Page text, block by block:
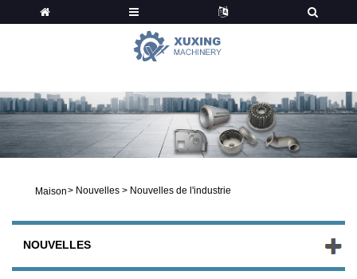
Maison> Nouvelles > Nouvelles de l'industrie
NOUVELLES